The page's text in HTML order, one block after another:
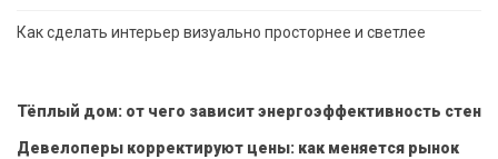
Как сделать интерьер визуально просторнее и светлее
Тёплый дом: от чего зависит энергоэффективность стен
Девелоперы корректируют цены: как меняется рынок